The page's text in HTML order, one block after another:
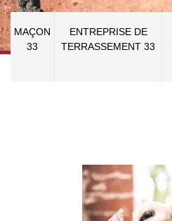
MAÇON
33
ENTREPRISE DE
TERRASSEMENT 33